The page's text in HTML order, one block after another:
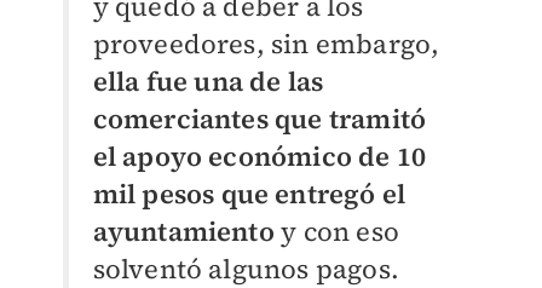
proveedores, sin embargo,
ella fue una de las
comerciantes que tramitó
el apoyo económico de 10
mil pesos que entregó el
ayuntamiento y con eso
solventó algunos pagos.